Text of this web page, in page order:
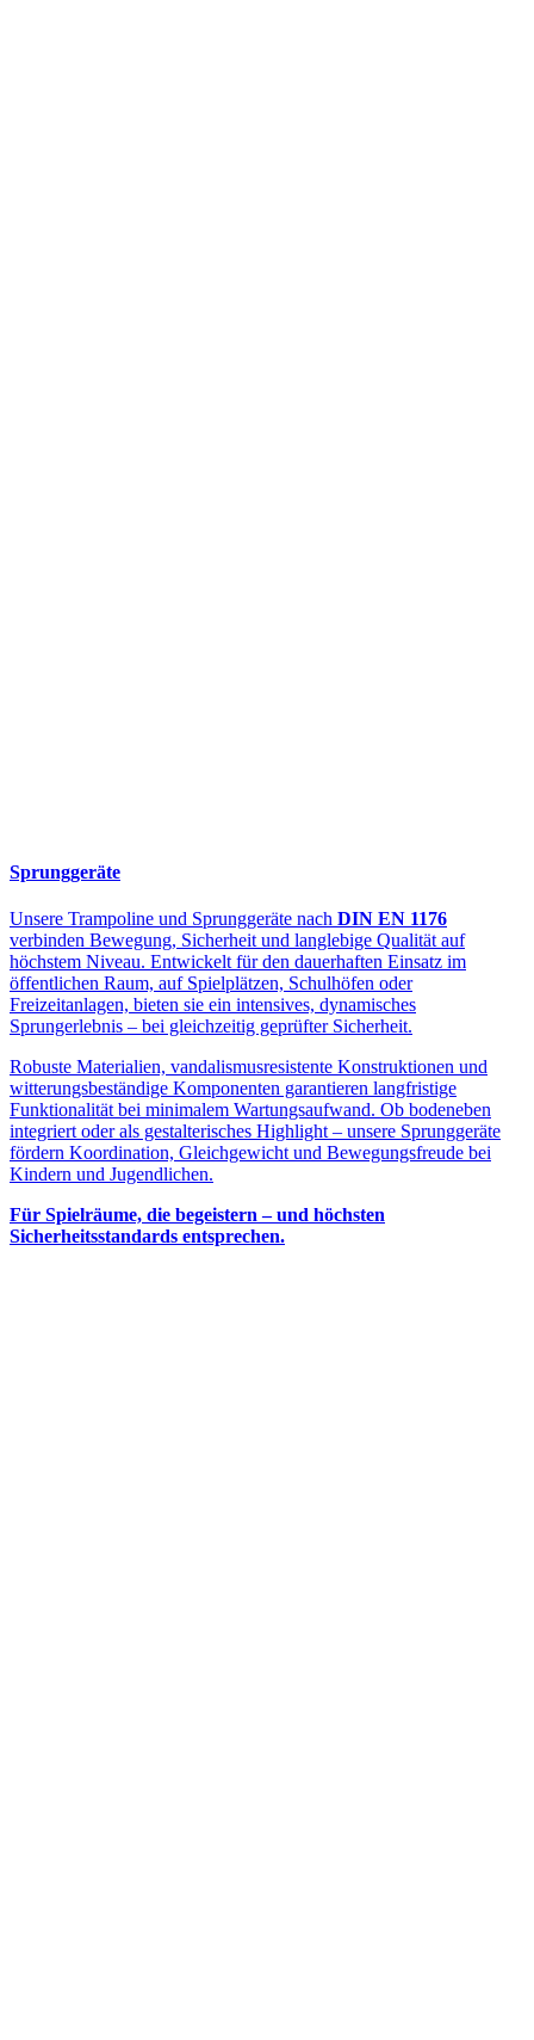
Sprunggeräte
Unsere Trampoline und Sprunggeräte nach DIN EN 1176
verbinden Bewegung, Sicherheit und langlebige Qualität auf
höchstem Niveau. Entwickelt für den dauerhaften Einsatz im
öffentlichen Raum, auf Spielplätzen, Schulhöfen oder
Freizeitanlagen, bieten sie ein intensives, dynamisches
Sprungerlebnis – bei gleichzeitig geprüfter Sicherheit.
Robuste Materialien, vandalismusresistente Konstruktionen und
witterungsbeständige Komponenten garantieren langfristige
Funktionalität bei minimalem Wartungsaufwand. Ob bodeneben
integriert oder als gestalterisches Highlight – unsere Sprunggeräte
fördern Koordination, Gleichgewicht und Bewegungsfreude bei
Kindern und Jugendlichen.
Für Spielräume, die begeistern – und höchsten
Sicherheitsstandards entsprechen.